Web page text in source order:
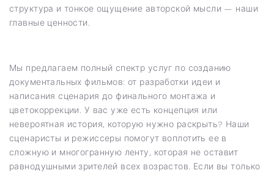
структура и тонкое ощущение авторской мысли — наши
главные ценности.
Мы предлагаем полный спектр услуг по созданию
документальных фильмов: от разработки идеи и
написания сценария до финального монтажа и
цветокоррекции. У вас уже есть концепция или
невероятная история, которую нужно раскрыть? Наши
сценаристы и режиссеры помогут воплотить ее в
сложную и многогранную ленту, которая не оставит
равнодушными зрителей всех возрастов. Если вы только